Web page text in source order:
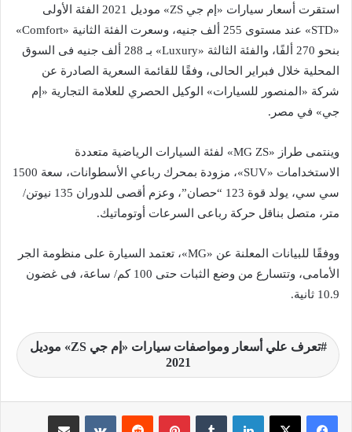
استقرت أسعار سيارات «إم جي ZS» موديل 2021 الفئة الأولى
«STD» عند مستوى 255 ألف جنيه، وسعرت الفئة الثانية «Comfort»
بنحو 270 ألفًا، والفئة الثالثة «Luxury» بـ 288 ألف جنيه فى السوق
المحلية خلال فبراير الحالى، وفقًا للقائمة السعرية الصادرة عن
شركة «المنصور للسيارات» الوكيل الحصري للعلامة التجارية «إم
جي» في مصر.
وينتمى طراز «MG ZS» لفئة السيارات الرياضية متعددة
الاستخدامات «SUV»، مزودة بمحرك رباعي الأسطوانات، سعة 1500
سي سي، يولد قوة 123 “حصان”، وعزم أقصى للدوران 135 نيوتن/
متر، متصل بناقل حركة رباعى السرعات أوتوماتيك.
ووفقًا للبيانات المعلنة عن «MG»، تعتمد السيارة على منظومة الجر
الأمامى، وتتسارع من وضع الثبات حتى 100 كم/ ساعة، فى غضون
10.9 ثانية.
تعرف علي أسعار ومواصفات سيارات «إم جي ZS» موديل
2021
لينكدإن بينتيريست